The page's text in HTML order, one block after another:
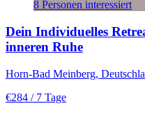
8 Personen interessiert
Dein Individuelles
inneren Ruhe
Horn-Bad Meinberg,
€284 / 7 Tage